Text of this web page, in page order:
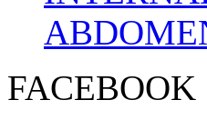
FACEBOOK